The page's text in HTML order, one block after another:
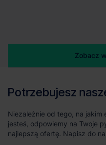
Zobacz
Potrzebujesz
Niezależnie od tego, na jakim
jesteś, odpowiemy na Twoje
najlepszą ofertę. Napisz do